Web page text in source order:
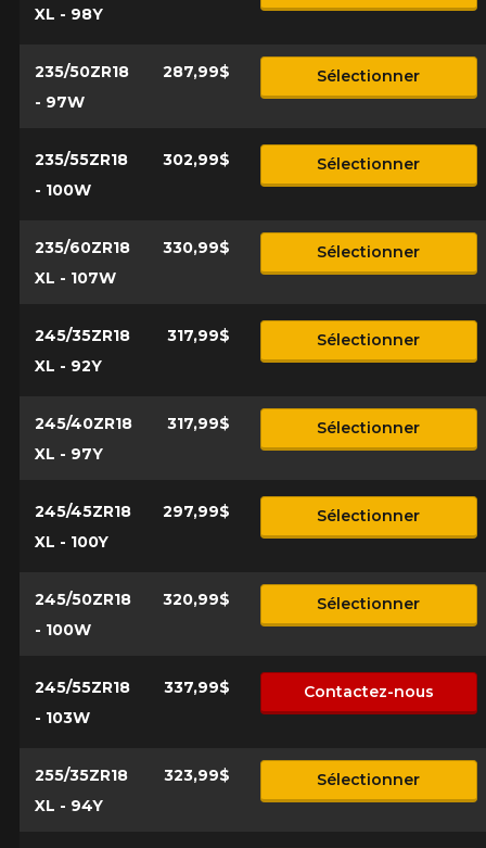
XL - 98Y
235/50ZR18
- 97W
287,99$ Sélectionner
235/55ZR18
- 100W
302,99$ Sélectionner
235/60ZR18
XL - 107W
330,99$ Sélectionner
245/35ZR18
XL - 92Y
317,99$ Sélectionner
245/40ZR18
XL - 97Y
317,99$ Sélectionner
245/45ZR18
XL - 100Y
297,99$ Sélectionner
245/50ZR18
- 100W
320,99$ Sélectionner
245/55ZR18
- 103W
337,99$ Contactez-nous
255/35ZR18
XL - 94Y
323,99$ Sélectionner